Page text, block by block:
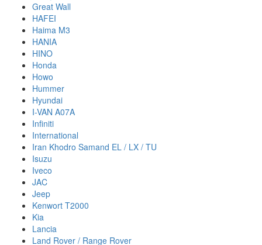
Great Wall
HAFEI
Haima M3
HANIA
HINO
Honda
Howo
Hummer
Hyundai
I-VAN A07A
Infiniti
International
Iran Khodro Samand EL / LX / TU
Isuzu
Iveco
JAC
Jeep
Kenwort T2000
Kia
Lancia
Land Rover / Range Rover